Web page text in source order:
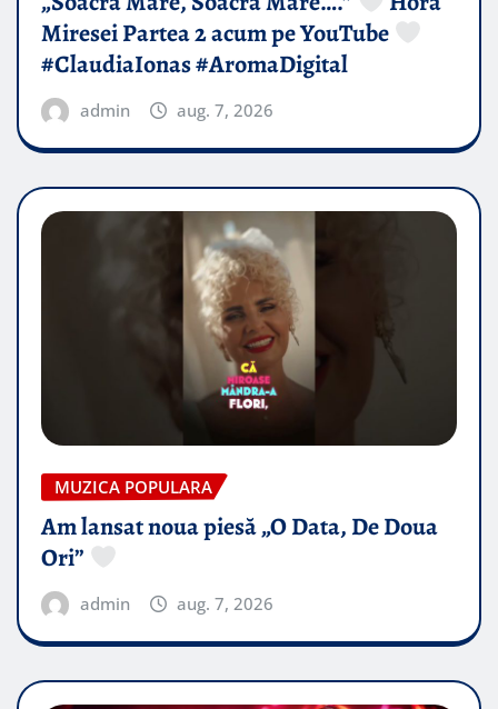
Miresei Partea 2 acum pe YouTube
#ClaudiaIonas #AromaDigital
admin aug. 7, 2026
MUZICA POPULARA
Am lansat noua piesă „O Data, De Doua
Ori”
admin aug. 7, 2026